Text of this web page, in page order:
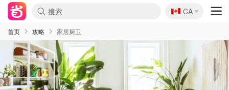
🇨🇦
CA
首页 攻略 家居厨卫